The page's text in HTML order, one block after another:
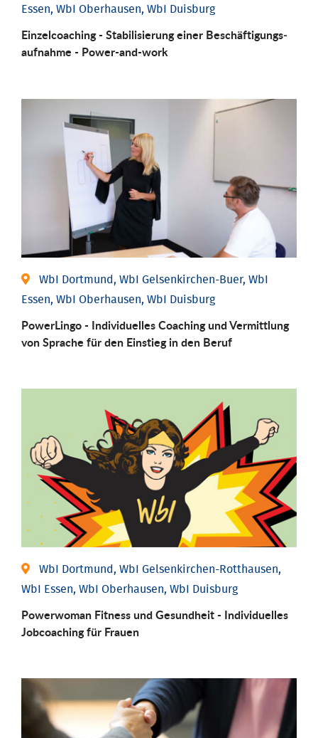
Essen, WbI Oberhausen, WbI Duisburg
Einzel­coaching - Stabili­sierung einer Be­schäftigungs­
aufnahme - Power-and-work
WbI Dortmund, WbI Gelsenkirchen-Buer, WbI
Essen, WbI Oberhausen, WbI Duisburg
PowerLingo - Individuelles Coaching und Vermittlung
von Sprache für den Einstieg in den Beruf
WbI Dortmund, WbI Gelsenkirchen-Rotthausen,
WbI Essen, WbI Oberhausen, WbI Duisburg
Powerwoman Fitness und Gesund­heit - Individu­elles
Job­coaching für Frauen